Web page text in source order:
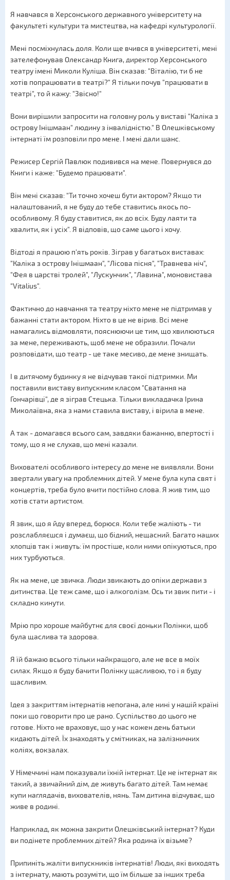
Я навчався в Херсонського державного університету на
факультеті культури та мистецтва, на кафедрі культурології.
Мені посміхнулась доля. Коли ще вчився в університеті, мені
зателефонував Олександр Книга, директор Херсонського
театру імені Миколи Куліша. Він сказав: "Віталію, ти б не
хотів попрацювати в театрі?" Я тільки почув "працювати в
театрі", то й кажу: "Звісно!"
Вони вирішили запросити на головну роль у виставі "Каліка з
острову Інішмаан" людину з інвалідністю." В Олешківському
інтернаті їм розповіли про мене. І мені дали шанс.
Режисер Сергій Павлюк подивився на мене. Повернувся до
Книги і каже: "Будемо працювати".
Він мені сказав: "Ти точно хочеш бути актором? Якщо ти
налаштований, я не буду до тебе ставитись якось по-
особливому. Я буду ставитися, як до всіх. Буду лаяти та
хвалити, як і усіх". Я відповів, що саме цього і хочу.
Відтоді я працюю п'ять років. Зіграв у багатьох виставах:
"Каліка з острову Інішмаан", "Лісова пісня", "Травнева ніч",
"Фея в царстві тролей", "Лускунчик", "Лавина", моновистава
"Vitalius".
Фактично до навчання та театру ніхто мене не підтримав у
бажанні стати актором. Ніхто в це не вірив. Всі мене
намагались відмовляти, пояснюючи це тим, що хвилюються
за мене, переживають, щоб мене не образили. Почали
розповідати, що театр - це таке месиво, де мене знищать.
І в дитячому будинку я не відчував такої підтримки. Ми
поставили виставу випускним класом "Сватання на
Гончарівці", де я зіграв Стецька. Тільки викладачка Ірина
Миколаївна, яка з нами ставила виставу, і вірила в мене.
А так - домагався всього сам, завдяки бажанню, впертості і
тому, що я не слухав, що мені казали.
Вихователі особливого інтересу до мене не виявляли. Вони
звертали увагу на проблемних дітей. У мене була купа свят і
концертів, треба було вчити постійно слова. Я жив тим, що
хотів стати артистом.
Я звик, що я йду вперед, борюся. Коли тебе жаліють - ти
розслабляєшся і думаєш, що бідний, нещасний. Багато наших
хлопців так і живуть: їм простіше, коли ними опікуються, про
них турбуються.
Як на мене, це звичка. Люди звикають до опіки держави з
дитинства. Це теж саме, що і алкоголізм. Ось ти звик пити - і
складно кинути.
Мрію про хороше майбутнє для своєї доньки Полінки, щоб
була щаслива та здорова.
Я їй бажаю всього тільки найкращого, але не все в моїх
силах. Якщо я буду бачити Полінку щасливою, то і я буду
щасливим.
Ідея з закриттям інтернатів непогана, але нині у нашій країні
поки що говорити про це рано. Суспільство до цього не
готове. Ніхто не враховує, що у нас кожен день батьки
кидають дітей. Їх знаходять у смітниках, на залізничних
коліях, вокзалах.
У Німеччині нам показували їхній інтернат. Це не інтернат як
такий, а звичайний дім, де живуть багато дітей. Там немає
купи наглядачів, вихователів, нянь. Там дитина відчуває, що
живе в родині.
Наприклад, як можна закрити Олешківський інтернат? Куди
ви подінете проблемних дітей? Яка родина їх візьме?
Припиніть жаліти випускників інтернатів! Люди, які виходять
з інтернату, мають розуміти, що їм більше за інших треба